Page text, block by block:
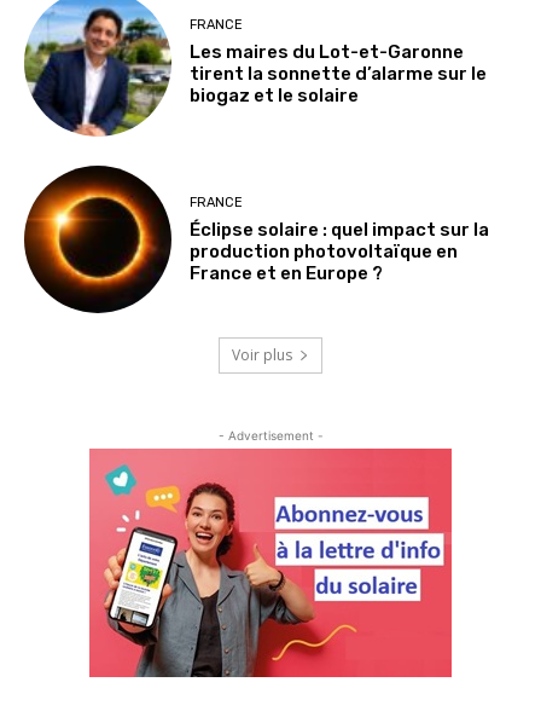
FRANCE
Les maires du Lot-et-Garonne
tirent la sonnette d’alarme sur le
biogaz et le solaire
FRANCE
Éclipse solaire : quel impact sur la
production photovoltaïque en
France et en Europe ?
Voir plus
- Advertisement -